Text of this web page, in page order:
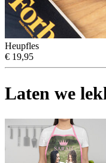
Heupfles
€ 19,95
Laten we